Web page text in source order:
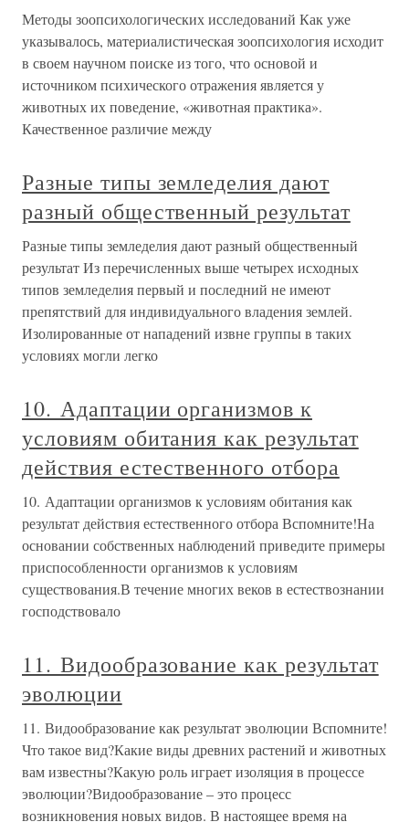
Методы зоопсихологических исследований Как уже
указывалось, материалистическая зоопсихология исходит
в своем научном поиске из того, что основой и
источником психического отражения является у
животных их поведение, «животная практика».
Качественное различие между
Разные типы земледелия дают
разный общественный результат
Разные типы земледелия дают разный общественный
результат Из перечисленных выше четырех исходных
типов земледелия первый и последний не имеют
препятствий для индивидуального владения землей.
Изолированные от нападений извне группы в таких
условиях могли легко
10. Адаптации организмов к
условиям обитания как результат
действия естественного отбора
10. Адаптации организмов к условиям обитания как
результат действия естественного отбора Вспомните!На
основании собственных наблюдений приведите примеры
приспособленности организмов к условиям
существования.В течение многих веков в естествознании
господствовало
11. Видообразование как результат
эволюции
11. Видообразование как результат эволюции Вспомните!
Что такое вид?Какие виды древних растений и животных
вам известны?Какую роль играет изоляция в процессе
эволюции?Видообразование – это процесс
возникновения новых видов. В настоящее время на